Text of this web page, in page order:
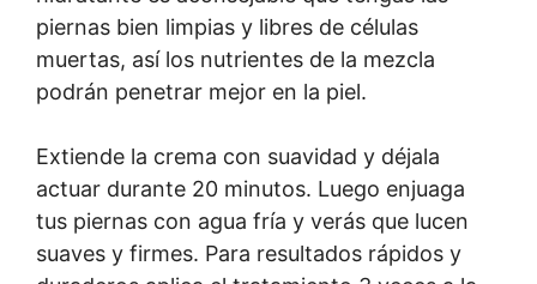
piernas bien limpias y libres de células
muertas, así los nutrientes de la mezcla
podrán penetrar mejor en la piel.
Extiende la crema con suavidad y déjala
actuar durante 20 minutos. Luego enjuaga
tus piernas con agua fría y verás que lucen
suaves y firmes. Para resultados rápidos y